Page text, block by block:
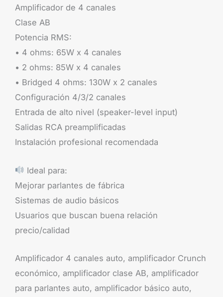
Amplificador de 4 canales
Clase AB
Potencia RMS:
• 4 ohms: 65W x 4 canales
• 2 ohms: 85W x 4 canales
• Bridged 4 ohms: 130W x 2 canales
Configuración 4/3/2 canales
Entrada de alto nivel (speaker-level input)
Salidas RCA preamplificadas
Instalación profesional recomendada
Ideal para:
Mejorar parlantes de fábrica
Sistemas de audio básicos
Usuarios que buscan buena relación
precio/calidad
Amplificador 4 canales auto, amplificador Crunch
económico, amplificador clase AB, amplificador
para parlantes auto, amplificador básico auto,